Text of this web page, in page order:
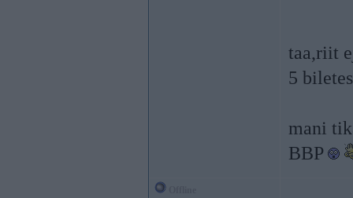
taa,riit
5
mani
BBP